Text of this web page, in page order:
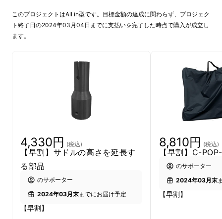
ー折り畳んだ際の体積はさらに小さく
アップグレードされた 「C-POP-CYCLE」を
サポーターの皆様にご紹介いたします！
このプロジェクトはAll in型です。目標金額の達成に関わらず、プロジェク
ト終了日の2024年03月04日までに支払いを完了した時点で購入が成立し
ます。
4,330円 (税込)
【早割】サドルの高さを延長す
る部品
のサポーター
2024年03月末までにお届け予定
【早割】
8,810円 (税込)
【早割】C-
のサポーター
2024年03月末
【早割】